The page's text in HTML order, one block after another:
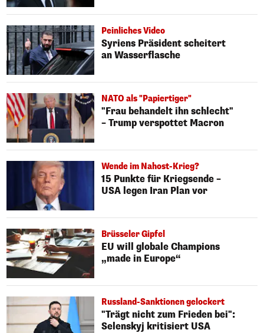
Peinliches Video
Syriens Präsident scheitert
an Wasserflasche
NATO als "Papiertiger"
"Frau behandelt ihn schlecht"
– Trump verspottet Macron
Wende im Nahost-Krieg?
15 Punkte für Kriegsende –
USA legen Iran Plan vor
Brüsseler Gipfel
EU will globale Champions
„made in Europe“
Russland-Sanktionen gelockert
"Trägt nicht zum Frieden bei":
Selenskyj kritisiert USA